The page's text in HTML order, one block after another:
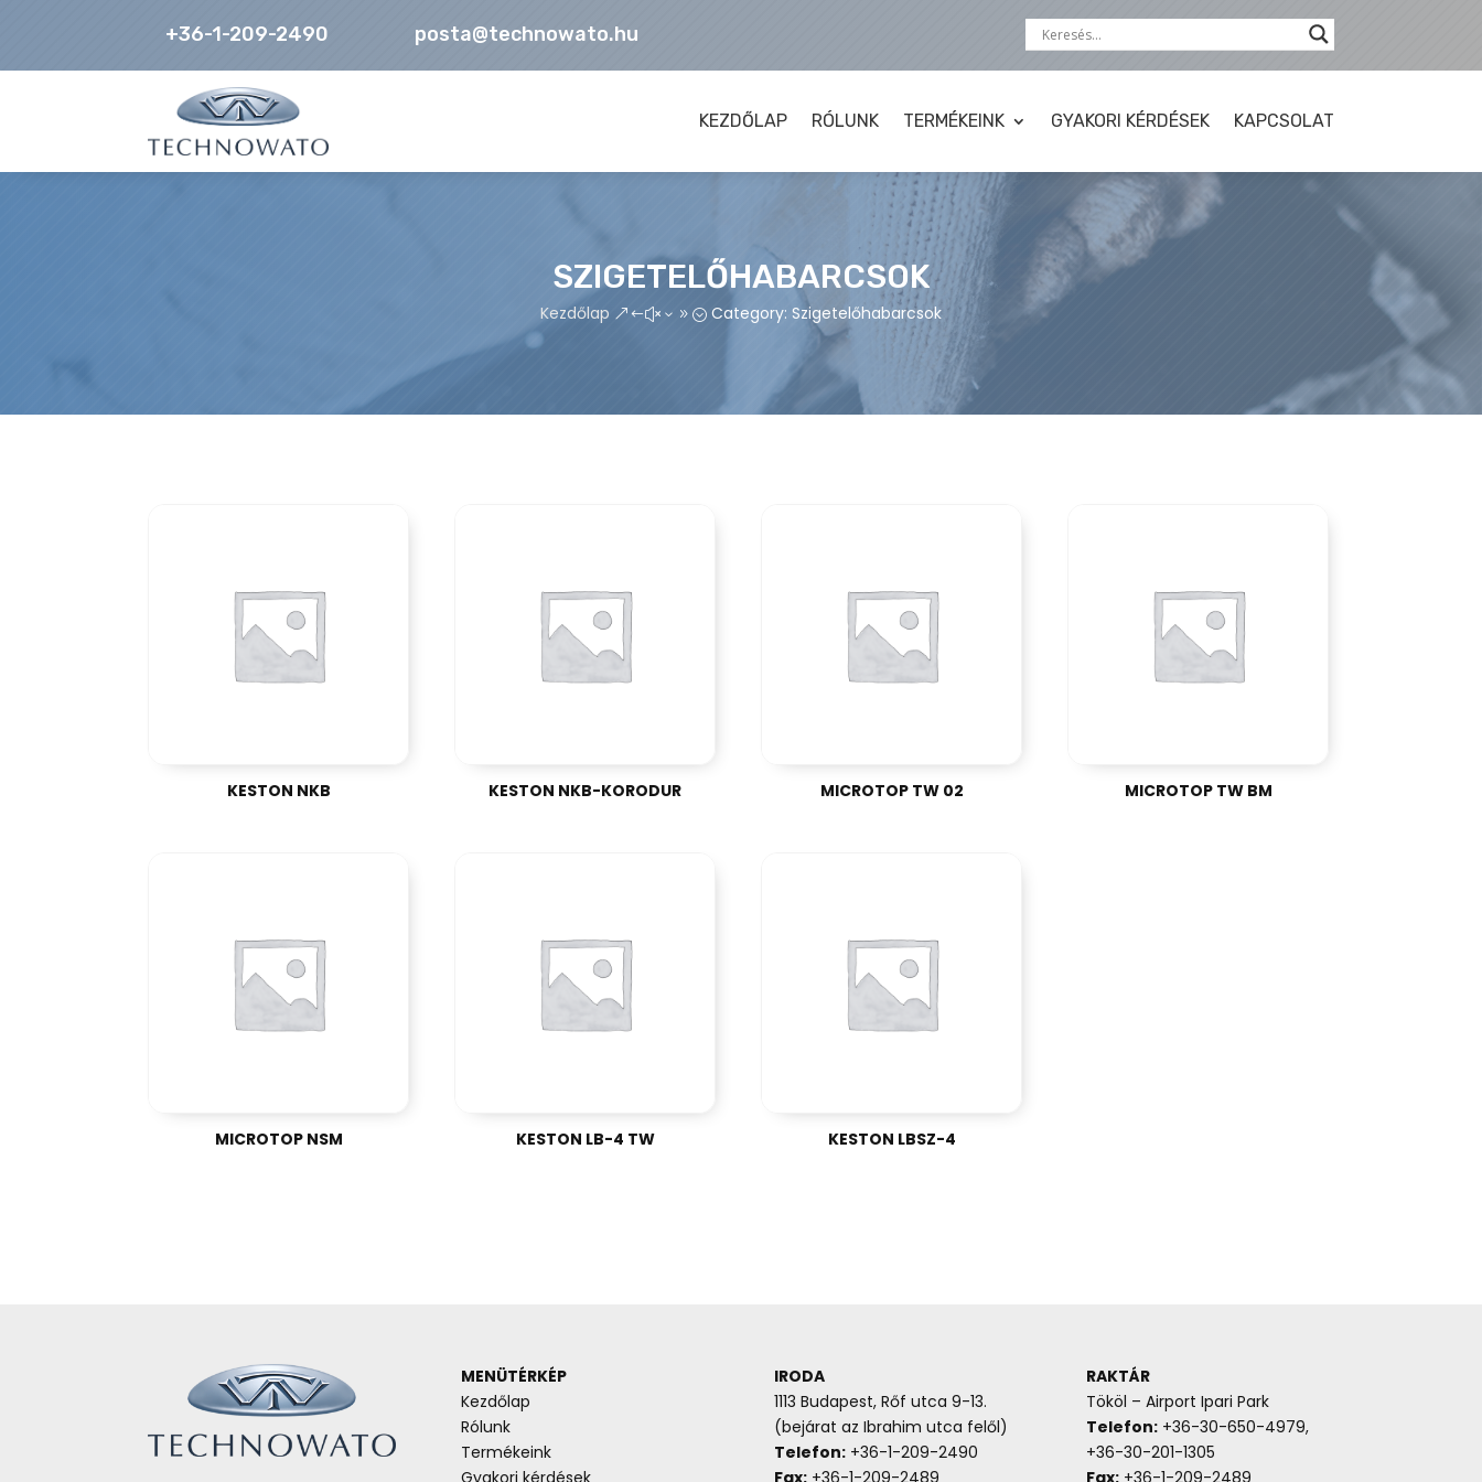
+36-1-209-2490 posta@technowato.hu
KEZDŐLAP RÓLUNK TERMÉKEINK GYAKORI KÉRDÉSEK KAPCSOLAT
SZIGETELŐHABARCSOK
Kezdőlap &#x39; Category: Szigetelőhabarcsok
KESTON NKB KESTON NKB-KORODUR MICROTOP TW 02 MICROTOP TW BM
MICROTOP NSM KESTON LB-4 TW KESTON LBSZ-4
MENÜTÉRKÉP
Kezdőlap
Rólunk
Termékeink
IRODA
1113 Budapest, Rőf utca 9-13.
(bejárat az Ibrahim utca felől)
Telefon:+36-1-209-2490
RAKTÁR
Tököl – Airport Ipari Park
Telefon: +36-30-650-4979,
+36-30-201-1305